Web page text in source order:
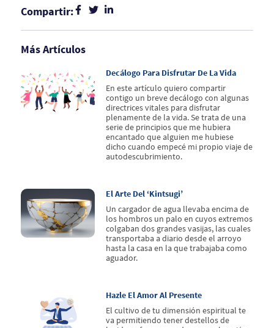
Compartir:
Más Artículos
Decálogo Para Disfrutar De La Vida
En este artículo quiero compartir
contigo un breve decálogo con algunas
directrices vitales para disfrutar
plenamente de la vida. Se trata de una
serie de principios que me hubiera
encantado que alguien me hubiese
dicho cuando empecé mi propio viaje de
autodescubrimiento.
El Arte Del ‘kintsugi’
Un cargador de agua llevaba encima de
los hombros un palo en cuyos extremos
colgaban dos grandes vasijas, las cuales
transportaba a diario desde el arroyo
hasta la casa en la que trabajaba como
aguador.
Hazle El Amor Al Presente
El cultivo de tu dimensión espiritual te
va permitiendo tener destellos de